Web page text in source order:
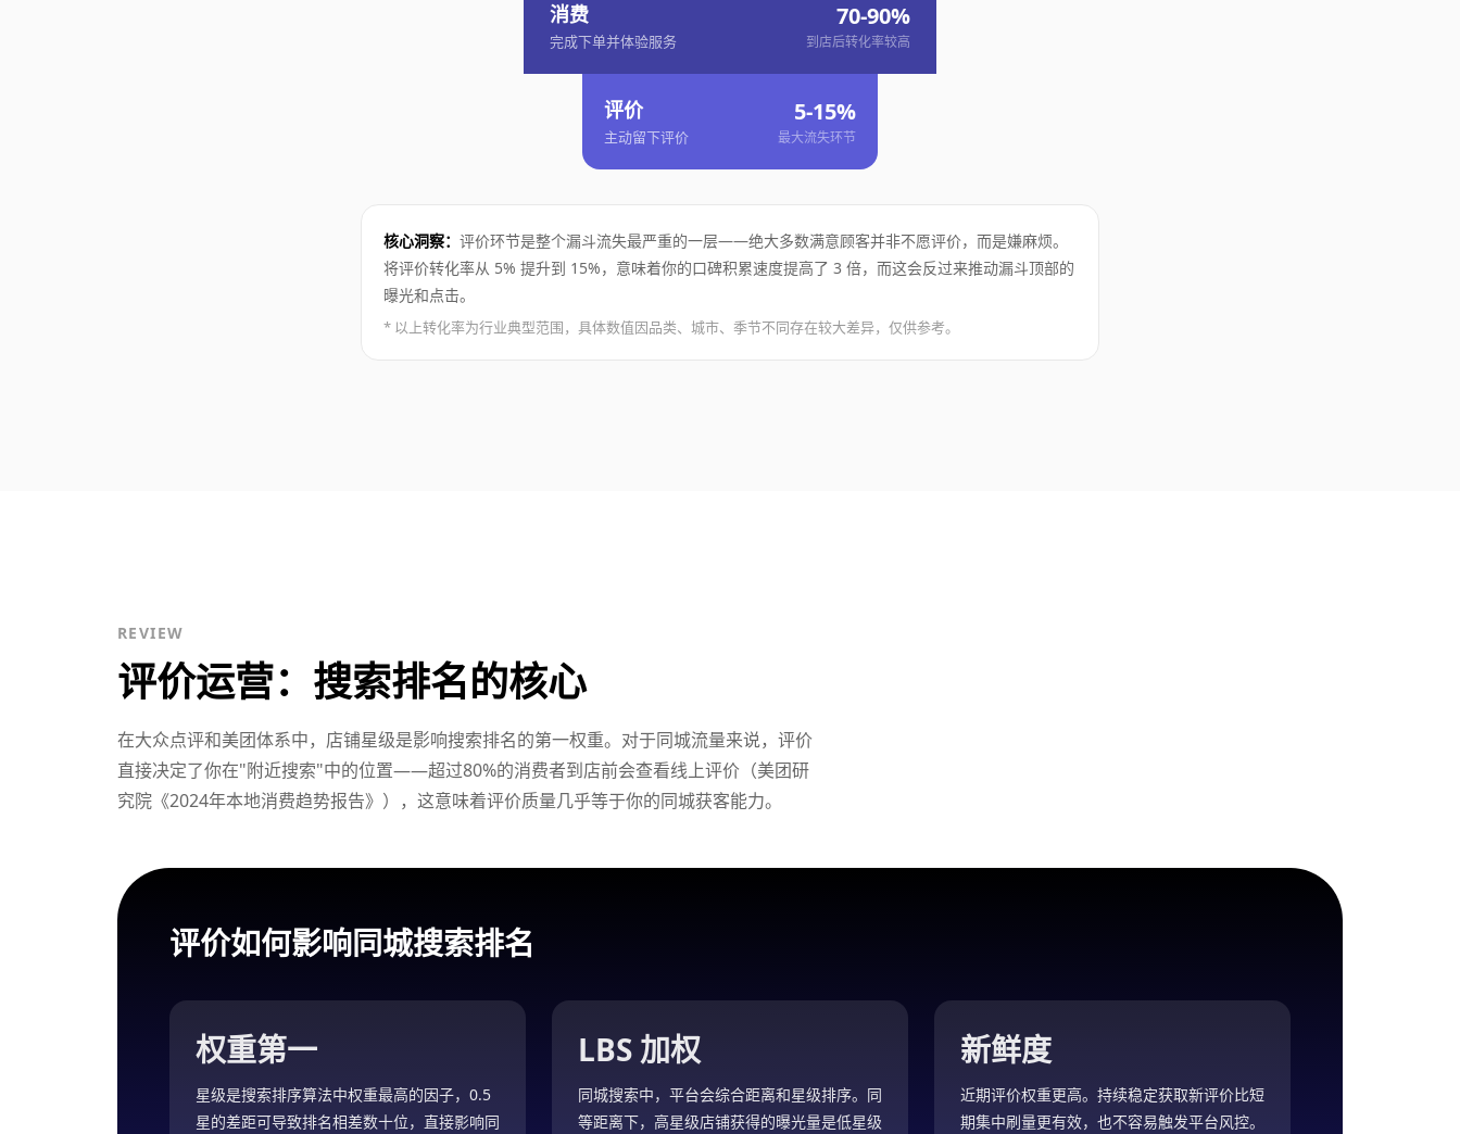
消费
完成下单并体验服务
70-90%
到店后转化率较高
评价
主动留下评价
5-15%
最大流失环节
核心洞察： 评价环节是整个漏斗流失最严重的一层——绝大多数满意顾客并非不愿评价，而是嫌麻烦。
将评价转化率从 5% 提升到 15%，意味着你的口碑积累速度提高了 3 倍，而这会反过来推动漏斗顶部的
曝光和点击。
* 以上转化率为行业典型范围，具体数值因品类、城市、季节不同存在较大差异，仅供参考。
REVIEW
评价运营：搜索排名的核心
在大众点评和美团体系中，店铺星级是影响搜索排名的第一权重。对于同城流量来说，评价
直接决定了你在"附近搜索"中的位置——超过80%的消费者到店前会查看线上评价（美团研
究院《2024年本地消费趋势报告》），这意味着评价质量几乎等于你的同城获客能力。
评价如何影响同城搜索排名
权重第一
星级是搜索排序算法中权重最高的因子，0.5
星的差距可导致排名相差数十位，直接影响同
LBS 加权
同城搜索中，平台会综合距离和星级排序。同
等距离下，高星级店铺获得的曝光量是低星级
新鲜度
近期评价权重更高。持续稳定获取新评价比短
期集中刷量更有效，也不容易触发平台风控。